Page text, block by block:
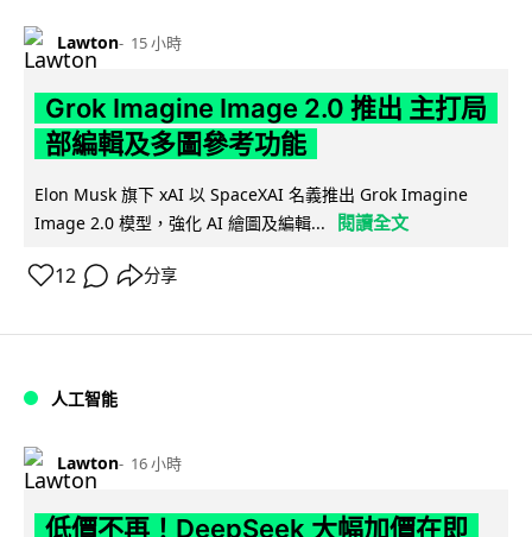
Lawton 15 小時
Grok Imagine Image 2.0 推出 主打局
部編輯及多圖參考功能
Elon Musk 旗下 xAI 以 SpaceXAI 名義推出 Grok Imagine
Image 2.0 模型，強化 AI 繪圖及編輯...
閱讀全文
12 分享
人工智能
Lawton 16 小時
低價不再！DeepSeek 大幅加價在即